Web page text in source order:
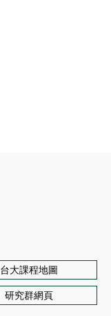
台大課程地圖
研究群網頁